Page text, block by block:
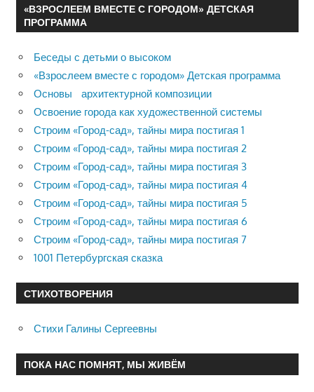
«ВЗРОСЛЕЕМ ВМЕСТЕ С ГОРОДОМ» ДЕТСКАЯ
ПРОГРАММА
Беседы с детьми о высоком
«Взрослеем вместе с городом» Детская программа
Основы архитектурной композиции
Освоение города как художественной системы
Строим «Город-сад», тайны мира постигая 1
Строим «Город-сад», тайны мира постигая 2
Строим «Город-сад», тайны мира постигая 3
Строим «Город-сад», тайны мира постигая 4
Строим «Город-сад», тайны мира постигая 5
Строим «Город-сад», тайны мира постигая 6
Строим «Город-сад», тайны мира постигая 7
1001 Петербургская сказка
СТИХОТВОРЕНИЯ
Стихи Галины Сергеевны
ПОКА НАС ПОМНЯТ, МЫ ЖИВЁМ